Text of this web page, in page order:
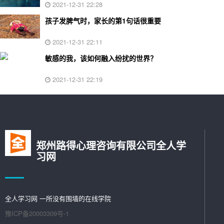
2021-12-31 22:28
孩子发脾气时，家长的第1句话很重要
2021-12-31 22:11
敏感的我，该如何融入纷扰的世界？
2021-12-31 22:19
郑州路得心理咨询有限公司全人学
习网
全人学习网 一所没有围墙的在线学院
豫ICP备20003309号-1